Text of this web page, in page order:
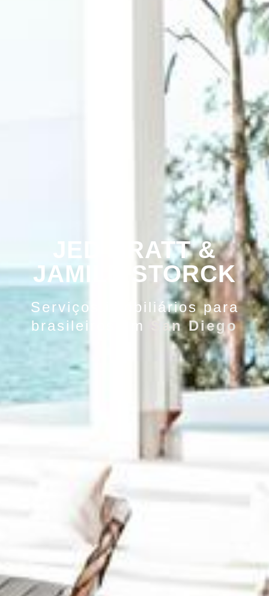
JED BRATT&
JAMILE STORCK
Serviços imobiliários para
brasileiros em
San Diego